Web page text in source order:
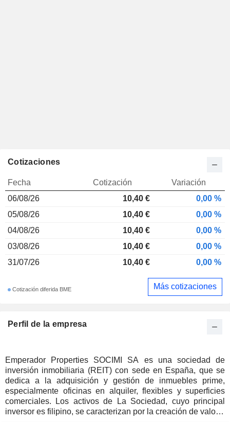
Perfil de la empresa
Emperador Properties SOCIMI SA es una sociedad de
inversión inmobiliaria (REIT) con sede en España, que se
dedica a la adquisición y gestión de inmuebles prime,
especialmente oficinas en alquiler, flexibles y superficies
comerciales. Los activos de La Sociedad, cuyo principal
inversor es filipino, se caracterizan por la creación de valor a
Cotizaciones
Fecha Cotización
Variación
06/08/26
10,40 €
0,00 %
05/08/26
10,40 €
0,00 %
04/08/26
10,40 €
0,00 %
03/08/26
10,40 €
0,00 %
31/07/26
10,40 € 0,00 %
Cotización diferida BME Más cotizaciones